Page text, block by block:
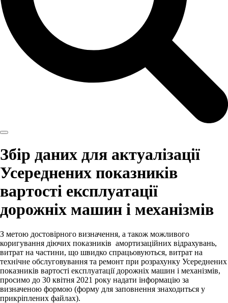
Збір даних для актуалізації
Усереднених показників
вартості експлуатації
дорожніх машин і механізмів
З метою достовірного визначення, а також можливого
коригування діючих показників амортизаційних відрахувань,
витрат на частини, що швидко спрацьовуються, витрат на
технічне обслуговування та ремонт при розрахунку Усереднених
показників вартості експлуатації дорожніх машин і механізмів,
просимо до 30 квітня 2021 року надати інформацію за
визначеною формою (форму для заповнення знаходиться у
прикріплених файлах).